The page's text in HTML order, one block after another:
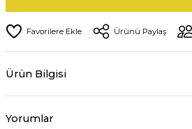
Ürünü Paylaş
Ürün Bilgisi
Yorumlar